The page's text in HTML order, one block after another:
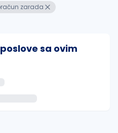
zarada
sa ovim